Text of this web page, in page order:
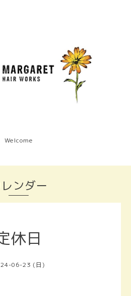
Welcome
ンダー
休日
06-23 (日)